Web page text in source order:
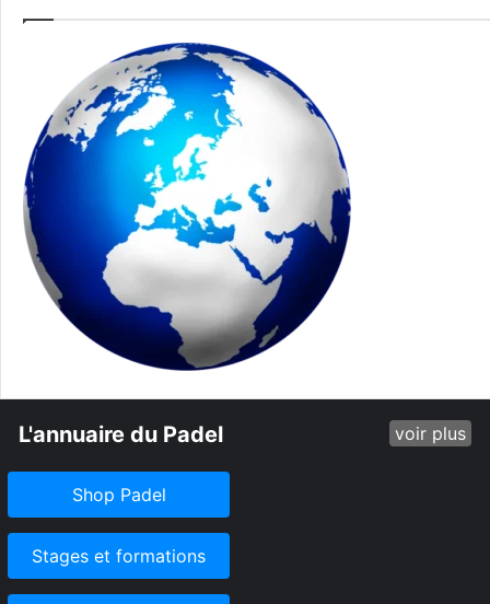
L'annuaire du Padel voir plus
Shop Padel
Stages et formations